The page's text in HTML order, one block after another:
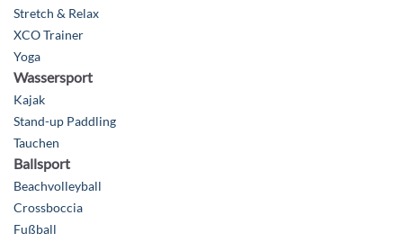
Stretch & Relax
XCO Trainer
Yoga
Wassersport
Kajak
Stand-up Paddling
Tauchen
Ballsport
Beachvolleyball
Crossboccia
Fußball